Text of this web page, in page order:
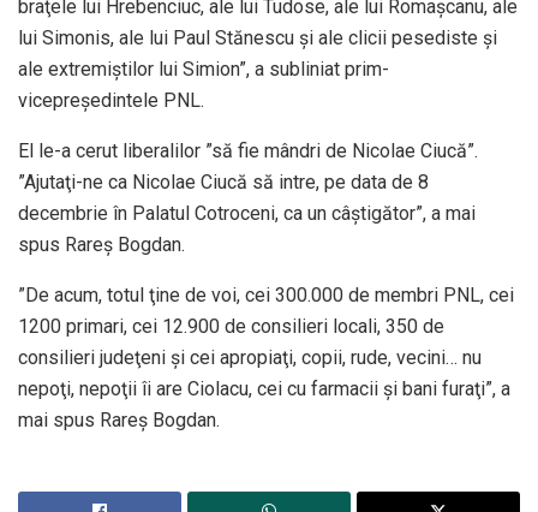
braţele lui Hrebenciuc, ale lui Tudose, ale lui Romaşcanu, ale
lui Simonis, ale lui Paul Stănescu şi ale clicii pesediste şi
ale extremiştilor lui Simion”, a subliniat prim-
vicepreşedintele PNL.
El le-a cerut liberalilor ”să fie mândri de Nicolae Ciucă”.
”Ajutaţi-ne ca Nicolae Ciucă să intre, pe data de 8
decembrie în Palatul Cotroceni, ca un câştigător”, a mai
spus Rareş Bogdan.
”De acum, totul ţine de voi, cei 300.000 de membri PNL, cei
1200 primari, cei 12.900 de consilieri locali, 350 de
consilieri judeţeni şi cei apropiaţi, copii, rude, vecini… nu
nepoţi, nepoţii îi are Ciolacu, cei cu farmacii şi bani furaţi”, a
mai spus Rareş Bogdan.